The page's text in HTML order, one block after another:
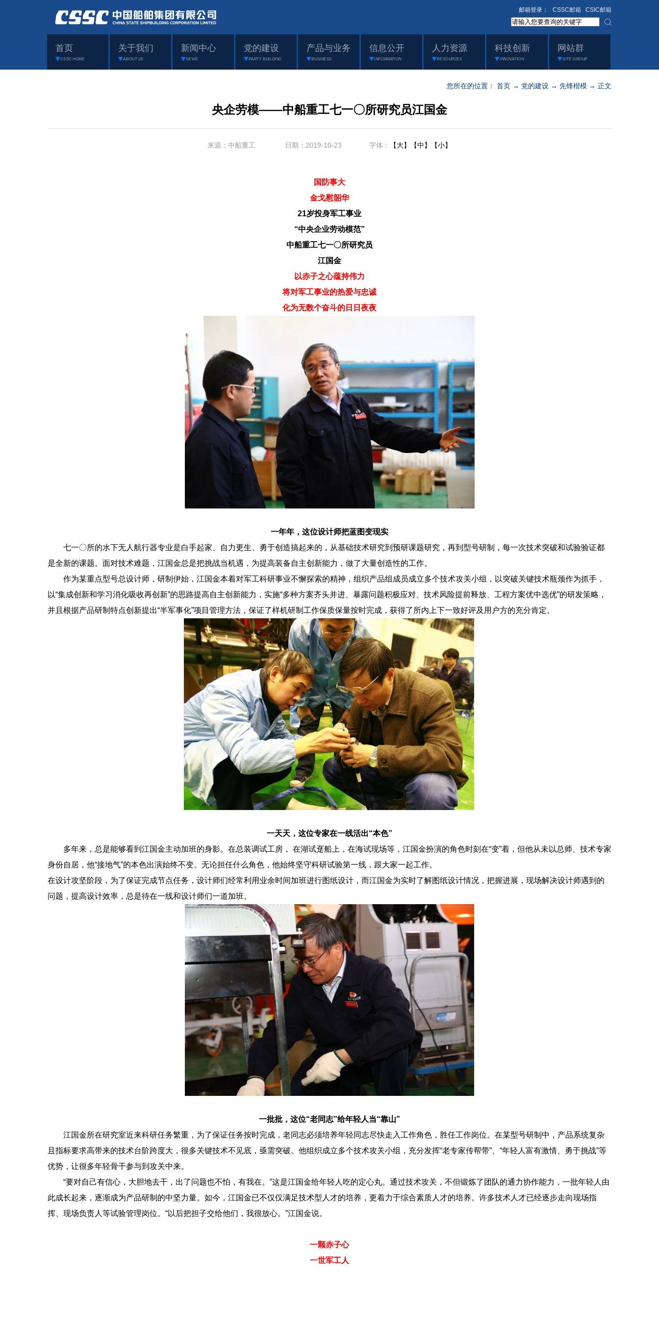
邮箱登录： CSSC邮箱 CSIC邮箱
首页
CSSC HOME
关于我们
ABOUT US
新闻中心
NEWS
党的建设
PARTY BUILDING
产品与业务
BUSINESS
信息公开
INFORMATION
人力资源
RESOURCES
科技创新
INNOVATION
网站群
SITE GROUP
您所在的位置： 首页 → 党的建设 → 先锋楷模 → 正文
央企劳模——中船重工七一〇所研究员江国金
来源：中船重工 日期：2019-10-23 字体： 【大】 【中】 【小】
国防事大
金戈慰韶华
21岁投身军工事业
“中央企业劳动模范”
中船重工七一〇所研究员
江国金
以赤子之心蕴持伟力
将对军工事业的热爱与忠诚
化为无数个奋斗的日日夜夜
一年年，这位设计师把蓝图变现实
七一〇所的水下无人航行器专业是白手起家、自力更生、勇于创造搞起来的，从基础技术研究到预研课题研究，再到型号研制，每一次技术突破和试验验证都
是全新的课题。面对技术难题，江国金总是把挑战当机遇，为提高装备自主创新能力，做了大量创造性的工作。
作为某重点型号总设计师，研制伊始，江国金本着对军工科研事业不懈探索的精神，组织产品组成员成立多个技术攻关小组，以突破关键技术瓶颈作为抓手，
以“集成创新和学习消化吸收再创新”的思路提高自主创新能力，实施“多种方案齐头并进、暴露问题积极应对、技术风险提前释放、工程方案优中选优”的研发策略，
并且根据产品研制特点创新提出“半军事化”项目管理方法，保证了样机研制工作保质保量按时完成，获得了所内上下一致好评及用户方的充分肯定。
一天天，这位专家在一线活出“本色”
多年来，总是能够看到江国金主动加班的身影。在总装调试工房， 在湖试趸船上，在海试现场等，江国金扮演的角色时刻在“变”着，但他从未以总师、技术专家
身份自居，他“接地气”的本色出演始终不变。无论担任什么角色，他始终坚守科研试验第一线，跟大家一起工作。
在设计攻坚阶段，为了保证完成节点任务，设计师们经常利用业余时间加班进行图纸设计，而江国金为实时了解图纸设计情况，把握进展，现场解决设计师遇到的
问题，提高设计效率，总是待在一线和设计师们一道加班。
一批批，这位“老同志”给年轻人当“靠山”
江国金所在研究室近来科研任务繁重，为了保证任务按时完成，老同志必须培养年轻同志尽快走入工作角色，胜任工作岗位。在某型号研制中，产品系统复杂
且指标要求高带来的技术台阶跨度大，很多关键技术不见底，亟需突破。他组织成立多个技术攻关小组，充分发挥“老专家传帮带”、“年轻人富有激情、勇于挑战”等
优势，让很多年轻骨干参与到攻关中来。
“要对自己有信心，大胆地去干，出了问题也不怕，有我在。”这是江国金给年轻人吃的定心丸。通过技术攻关，不但锻炼了团队的通力协作能力，一批年轻人由
此成长起来，逐渐成为产品研制的中坚力量。如今，江国金已不仅仅满足技术型人才的培养，更着力于综合素质人才的培养。许多技术人才已经逐步走向现场指
挥、现场负责人等试验管理岗位。“以后把担子交给他们，我很放心。”江国金说。
一颗赤子心
一世军工人